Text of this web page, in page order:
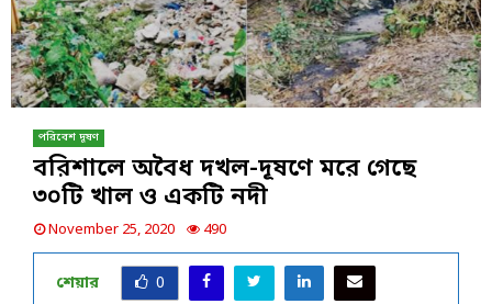
পরিবেশ দূষণ
বরিশালে অবৈধ দখল-দূষণে মরে গেছে
৩০টি খাল ও একটি নদী
November 25, 2020 490
শেয়ার 0